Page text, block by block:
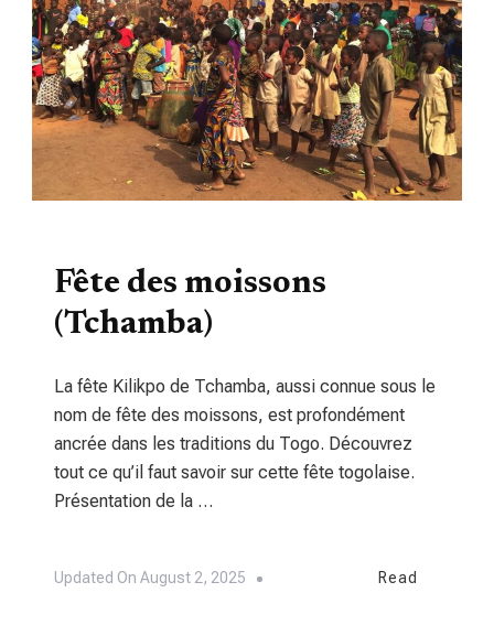
Fête des moissons
(Tchamba)
La fête Kilikpo de Tchamba, aussi connue sous le
nom de fête des moissons, est profondément
ancrée dans les traditions du Togo. Découvrez
tout ce qu’il faut savoir sur cette fête togolaise.
Présentation de la …
Updated On August 2, 2025 Read